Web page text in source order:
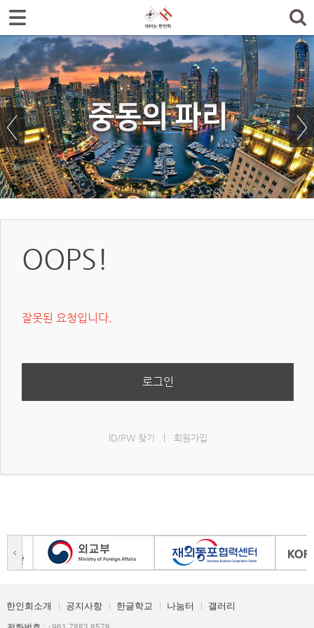
OOPS!
잘못된 요청입니다.
로그인
ID/PW 찾기 회원가입
한인회소개 공지사항 한글학교 나눔터 갤러리
로그인
한인회소개
공지사항
한글학교
나눔터
갤러리